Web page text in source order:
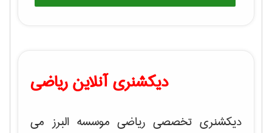
دیکشنری آنلاین ریاضی
دیکشنری تخصصی ریاضی موسسه البرز می